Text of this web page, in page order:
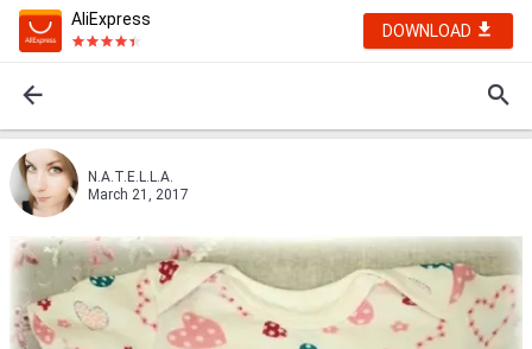
AliExpress
DOWNLOAD
N.A.T.E.L.L.A.
March 21, 2017